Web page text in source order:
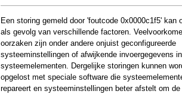
Een storing gemeld door 'foutcode 0x0000c1f5' kan
als gevolg van verschillende factoren.
oorzaken zijn onder andere onjuist geconfigureerde
systeeminstellingen of afwijkende invoergegevens
systeemelementen. Dergelijke storingen kunnen
opgelost met speciale software die
repareert en systeeminstellingen beter afstelt om